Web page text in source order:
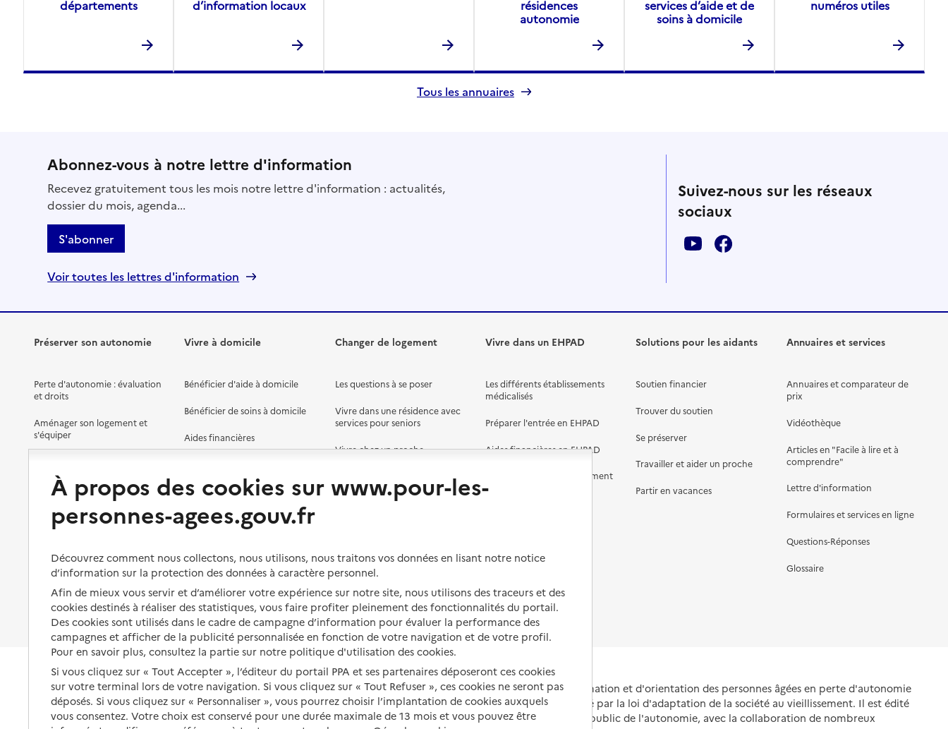
départements
d’information locaux
résidences
autonomie
services d’aide et de
soins à domicile
numéros utiles
Tous les annuaires
Abonnez-vous à notre lettre d'information
Recevez gratuitement tous les mois notre lettre d'information : actualités,
dossier du mois, agenda...
S'abonner
Voir toutes les lettres d'information
Suivez-nous sur les réseaux
sociaux
Préserver son autonomie
Perte d'autonomie : évaluation
et droits
Aménager son logement et
s'équiper
santé
Organiser à l'avance sa propre
protection
Les obligations de la famille
À qui s’adresser ?
Les politiques du grand âge
Vivre à domicile
Bénéficier d'aide à domicile
Bénéficier de soins à domicile
Aides financières
Partager son logement
Vivre à domicile avec une
maladie ou un handicap
Être hospitalisé
Changer de logement
Les questions à se poser
Vivre dans une résidence avec
services pour seniors
Vivre chez un proche
Autres solutions de logement
Vivre dans un EHPAD
Les différents établissements
médicalisés
Préparer l'entrée en EHPAD
Aides financières en EHPAD
Prévention, accompagnement
et soins
Droits en EHPAD
Solutions pour les aidants
Soutien financier
Trouver du soutien
Se préserver
Travailler et aider un proche
Partir en vacances
Annuaires et services
Annuaires et comparateur de
prix
Vidéothèque
Articles en "Facile à lire et à
comprendre"
Lettre d'information
Formulaires et services en ligne
Questions-Réponses
Glossaire
Portail national d'information et d'orientation des personnes âgées en perte d'autonomie
et de leurs proches, créé par la loi d'adaptation de la société au vieillissement. Il est édité
et animé par le Service public de l'autonomie, avec la collaboration de nombreux
À propos des cookies sur www.pour-les-
personnes-agees.gouv.fr
Découvrez comment nous collectons, nous utilisons, nous traitons vos données en lisant notre notice
d’information sur la protection des données à caractère personnel.
Afin de mieux vous servir et d’améliorer votre expérience sur notre site, nous utilisons des traceurs et des
cookies destinés à réaliser des statistiques, vous faire profiter pleinement des fonctionnalités du portail.
Des cookies sont utilisés dans le cadre de campagne d’information pour évaluer la performance des
campagnes et afficher de la publicité personnalisée en fonction de votre navigation et de votre profil.
Pour en savoir plus, consultez la partie sur notre politique d'utilisation des cookies.
Si vous cliquez sur « Tout Accepter », l’éditeur du portail PPA et ses partenaires déposeront ces cookies
sur votre terminal lors de votre navigation. Si vous cliquez sur « Tout Refuser », ces cookies ne seront pas
déposés. Si vous cliquez sur « Personnaliser », vous pourrez choisir l’implantation de cookies auxquels
vous consentez. Votre choix est conservé pour une durée maximale de 13 mois et vous pouvez être